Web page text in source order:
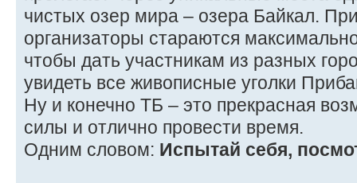
чистых озер мира – озера Байкал.
организаторы стараются
чтобы дать участникам из разных
увидеть все живописные уголки
Ну и конечно ТБ – это прекрасная
силы и отлично провести время.
Одним словом: Испытай себя,